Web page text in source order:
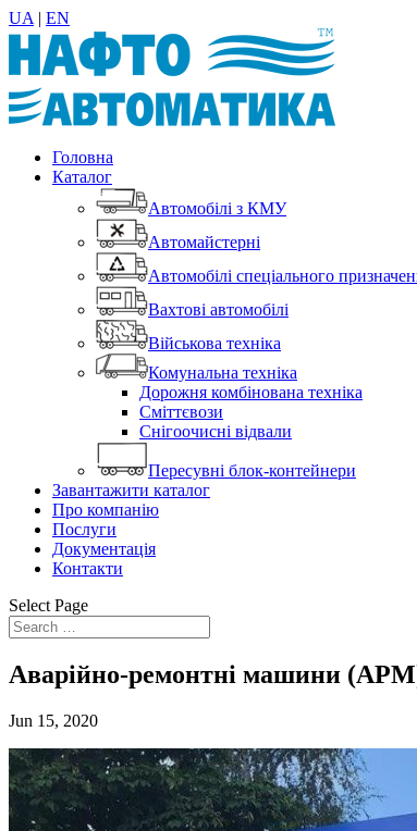
UA | EN
Головна
Каталог
Автомобілі з КМУ
Автомайстерні
Автомобілі спеціального
Вахтові автомобілі
Військова техніка
Комунальна техніка
Дорожня комбінована техніка
Сміттєвози
Снігоочисні відвали
Пересувні блок-контейнери
Завантажити каталог
Про компанію
Послуги
Документація
Контакти
Select Page
Аварійно-ремонтні машини
Jun 15, 2020